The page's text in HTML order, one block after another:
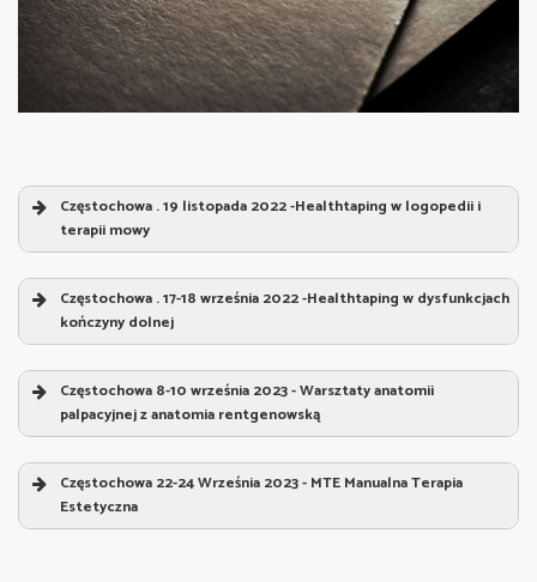
1. Strefa zmian – twarz i szyja
Częstochowa . 19 listopada 2022 -Healthtaping w logopedii i
terapii mowy
Healthtaping w logopedii i terapii mowy„
Prowadzący:Sebastian Jeruszka
Częstochowa . 17-18 września 2022 -Healthtaping w dysfunkcjach
kończyny dolnej
Healthtaping w dysfunkcjach kończyny dolnej„
Prowadzący:Sebastian Jeruszka
Częstochowa 8-10 września 2023 - Warsztaty anatomii
palpacyjnej z anatomia rentgenowską
Warsztaty anatomii palpacyjnej z anatomia
rentgenowską„
Prowadzący:Sebastian Jeruszka
Częstochowa 22-24 Września 2023 - MTE Manualna Terapia
Estetyczna
„